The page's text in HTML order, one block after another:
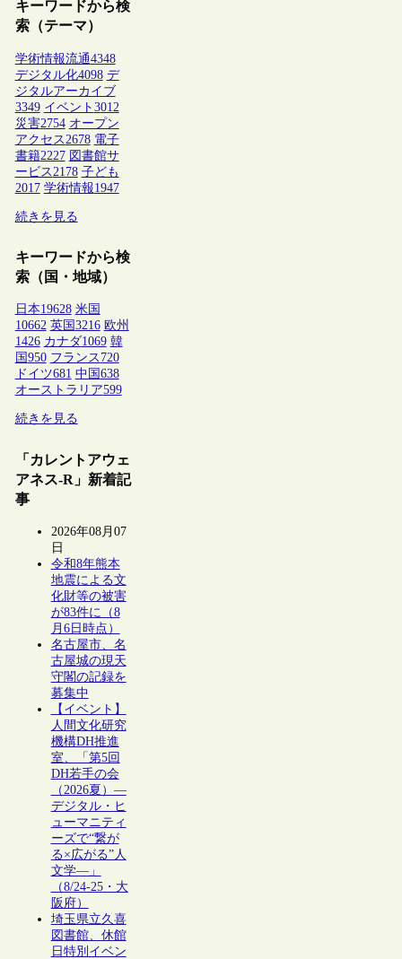
キーワードから検
索（テーマ）
学術情報流通4348
デジタル化4098 デ
ジタルアーカイブ
3349 イベント 3012
災害2754 オープン
アクセス 2678 電子
書籍2227 図書館サ
ービス 2178 子ども
2017 学術情報1947
続きを見る
キーワードから検
索（国・地域）
日本19628 米国
10662 英国 3216 欧州
1426 カナダ1069 韓
国 950 フランス 720
ドイツ681 中国 638
オーストラリア599
続きを見る
「カレントアウェ
アネス-R」新着記
事
2026年08月07
日
令和8年熊本
地震による文
化財等の被害
が83件に（8
月6日時点）
名古屋市、名
古屋城の現天
守閣の記録を
募集中
【イベント】
人間文化研究
機構DH推進
室、「第5回
DH若手の会
（2026夏）―
デジタル・ヒ
ューマニティ
ーズで“繋が
る×広がる”人
文学―」
（8/24-25・大
阪府）
埼玉県立久喜
図書館、休館
日特別イベン